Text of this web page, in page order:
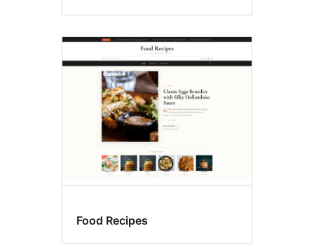
Food Recipes